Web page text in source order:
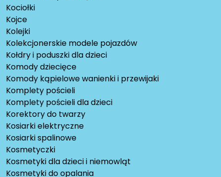
Kociołki
Kojce
Kolejki
Kolekcjonerskie modele pojazdów
Kołdry i poduszki dla dzieci
Komody dziecięce
Komody kąpielowe wanienki i przewijaki
Komplety pościeli
Komplety pościeli dla dzieci
Korektory do twarzy
Kosiarki elektryczne
Kosiarki spalinowe
Kosmetyczki
Kosmetyki dla dzieci i niemowląt
Kosmetyki do opalania